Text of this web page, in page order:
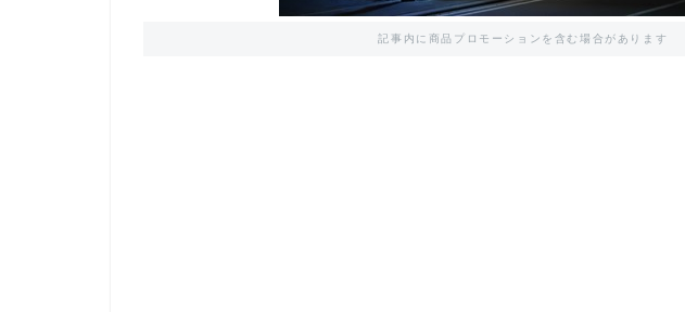
記事内に商品プロモーションを含む場合があります